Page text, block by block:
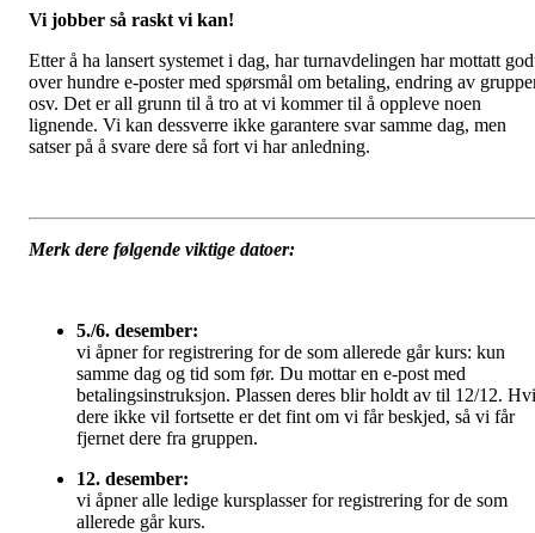
Vi jobber så raskt vi kan!
Etter å ha lansert systemet i dag, har turnavdelingen har mottatt
over hundre e-poster med spørsmål om betaling, endring av
osv. Det er all grunn til å tro at vi kommer til å oppleve noen
lignende. Vi kan dessverre ikke garantere svar samme dag, men
satser på å svare dere så fort vi har anledning.
Merk dere følgende viktige datoer:
5./6. desember:
vi åpner for registrering for de som allerede går kurs: kun
samme dag og tid som før. Du mottar en e-post med
betalingsinstruksjon. Plassen deres blir holdt av til 12/12.
dere ikke vil fortsette er det fint om vi får beskjed, så vi får
fjernet dere fra gruppen.
12. desember:
vi åpner alle ledige kursplasser for registrering for de som
allerede går kurs.